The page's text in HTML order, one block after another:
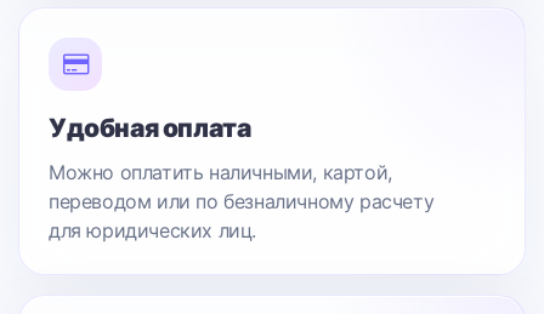
Удобная оплата
Можно оплатить наличными, картой,
переводом или по безналичному расчету
для юридических лиц.